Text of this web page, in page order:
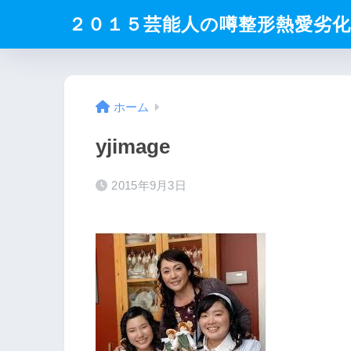
２０１５芸能人の噂整形熱愛劣
ホーム
yjimage
2015年9月3日